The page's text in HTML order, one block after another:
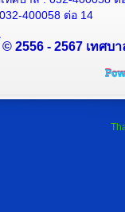
400058 ต่อ 14
2556 - 2567 เทศบ